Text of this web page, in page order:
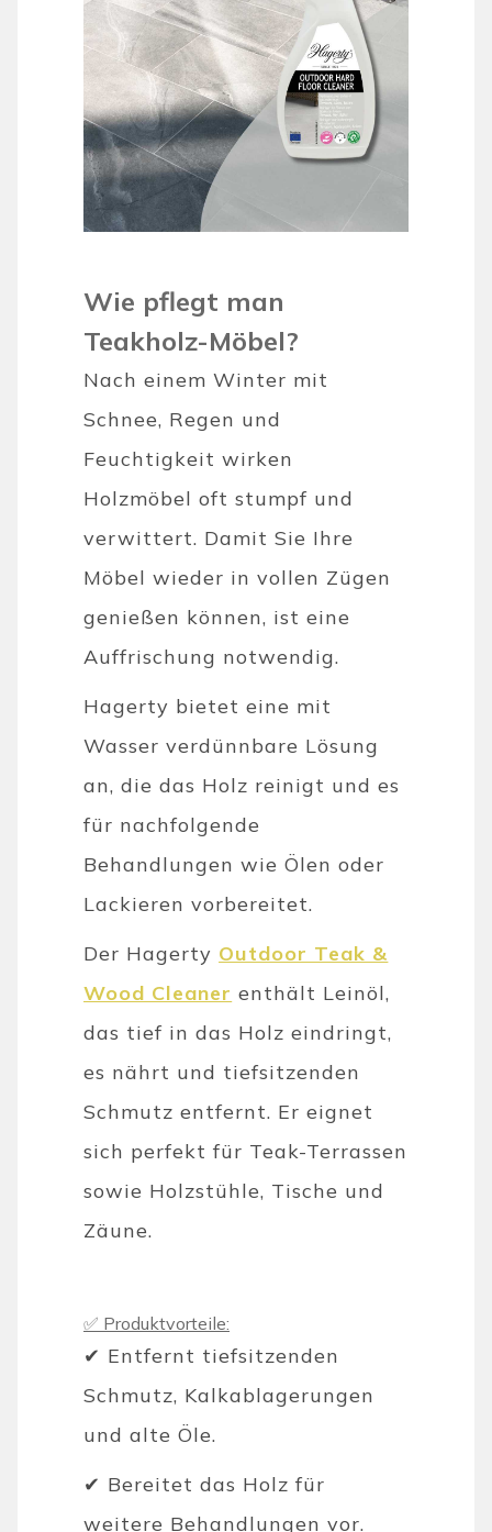
Wie pflegt man
Teakholz-Möbel?
Nach einem Winter mit
Schnee, Regen und
Feuchtigkeit wirken
Holzmöbel oft stumpf und
verwittert. Damit Sie Ihre
Möbel wieder in vollen Zügen
genießen können, ist eine
Auffrischung notwendig.
Hagerty bietet eine mit
Wasser verdünnbare Lösung
an, die das Holz reinigt und es
für nachfolgende
Behandlungen wie Ölen oder
Lackieren vorbereitet.
Der Hagerty Outdoor Teak &
Wood Cleaner enthält Leinöl,
das tief in das Holz eindringt,
es nährt und tiefsitzenden
Schmutz entfernt. Er eignet
sich perfekt für Teak-Terrassen
sowie Holzstühle, Tische und
Zäune.
✅ Produktvorteile:
✔ Entfernt tiefsitzenden
Schmutz, Kalkablagerungen
und alte Öle.
✔ Bereitet das Holz für
weitere Behandlungen vor.